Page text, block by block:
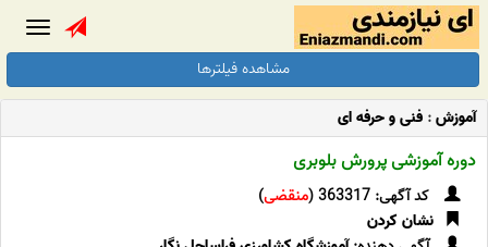
مشاهده فیلترها
آموزش: فنی و حرفه ای
دوره آموزشی پرورش بلوبری
کد آگهی: 363317 ( منقضی)
نشان کردن